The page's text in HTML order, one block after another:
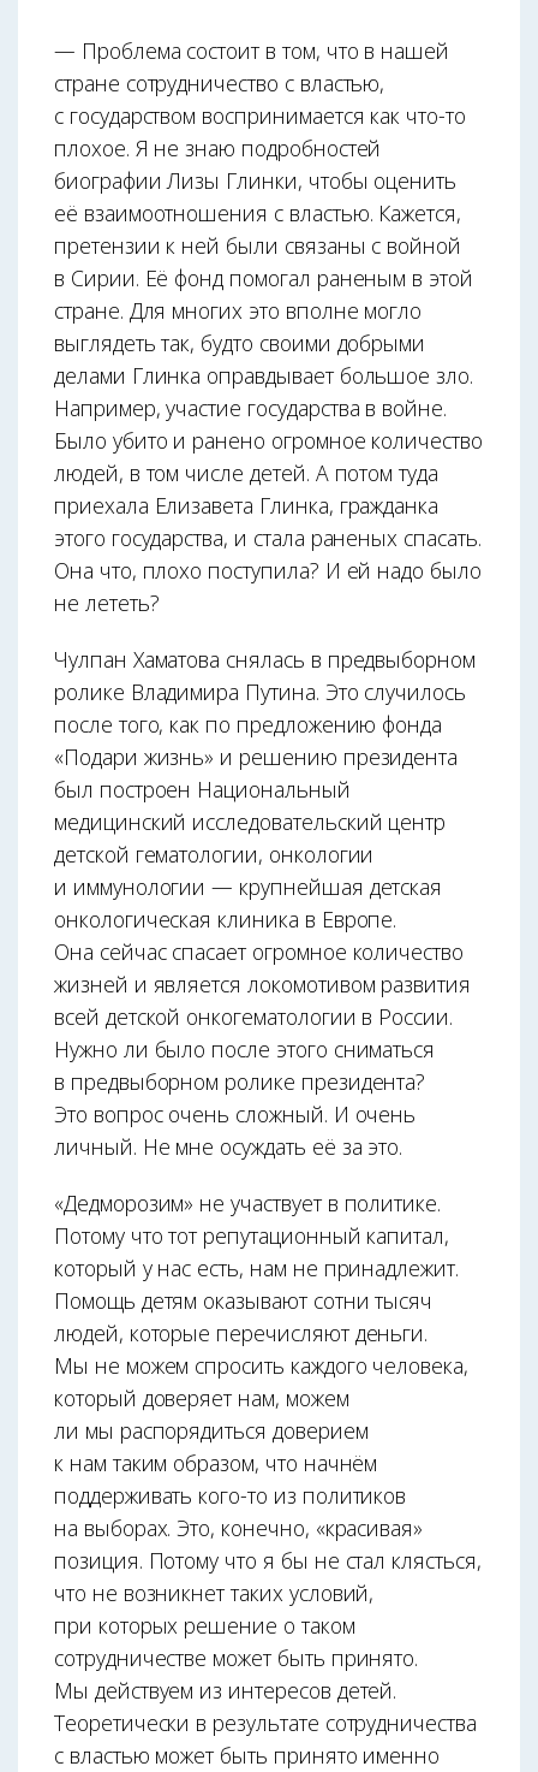
— Проблема состоит в том, что в нашей
стране сотрудничество с властью,
с государством воспринимается как что-то
плохое. Я не знаю подробностей
биографии Лизы Глинки, чтобы оценить
её взаимоотношения с властью. Кажется,
претензии к ней были связаны с войной
в Сирии. Её фонд помогал раненым в этой
стране. Для многих это вполне могло
выглядеть так, будто своими добрыми
делами Глинка оправдывает большое зло.
Например, участие государства в войне.
Было убито и ранено огромное количество
людей, в том числе детей. А потом туда
приехала Елизавета Глинка, гражданка
этого государства, и стала раненых спасать.
Она что, плохо поступила? И ей надо было
не лететь?
Чулпан Хаматова снялась в предвыборном
ролике Владимира Путина. Это случилось
после того, как по предложению фонда
«Подари жизнь» и решению президента
был построен Национальный
медицинский исследовательский центр
детской гематологии, онкологии
и иммунологии — крупнейшая детская
онкологическая клиника в Европе.
Она сейчас спасает огромное количество
жизней и является локомотивом развития
всей детской онкогематологии в России.
Нужно ли было после этого сниматься
в предвыборном ролике президента?
Это вопрос очень сложный. И очень
личный. Не мне осуждать её за это.
«Дедморозим» не участвует в политике.
Потому что тот репутационный капитал,
который у нас есть, нам не принадлежит.
Помощь детям оказывают сотни тысяч
людей, которые перечисляют деньги.
Мы не можем спросить каждого человека,
который доверяет нам, можем
ли мы распорядиться доверием
к нам таким образом, что начнём
поддерживать кого-то из политиков
на выборах. Это, конечно, «красивая»
позиция. Потому что я бы не стал клясться,
что не возникнет таких условий,
при которых решение о таком
сотрудничестве может быть принято.
Мы действуем из интересов детей.
Теоретически в результате сотрудничества
с властью может быть принято именно